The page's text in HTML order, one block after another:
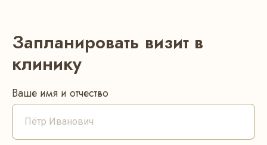
Запланировать визит в
клинику
Ваше имя и отчество